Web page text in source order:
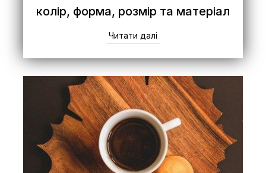
колір, форма, розмір та матеріал
Читати далі